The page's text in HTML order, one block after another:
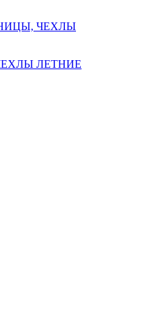
ЧЕХЛЫ
ЛЕТНИЕ